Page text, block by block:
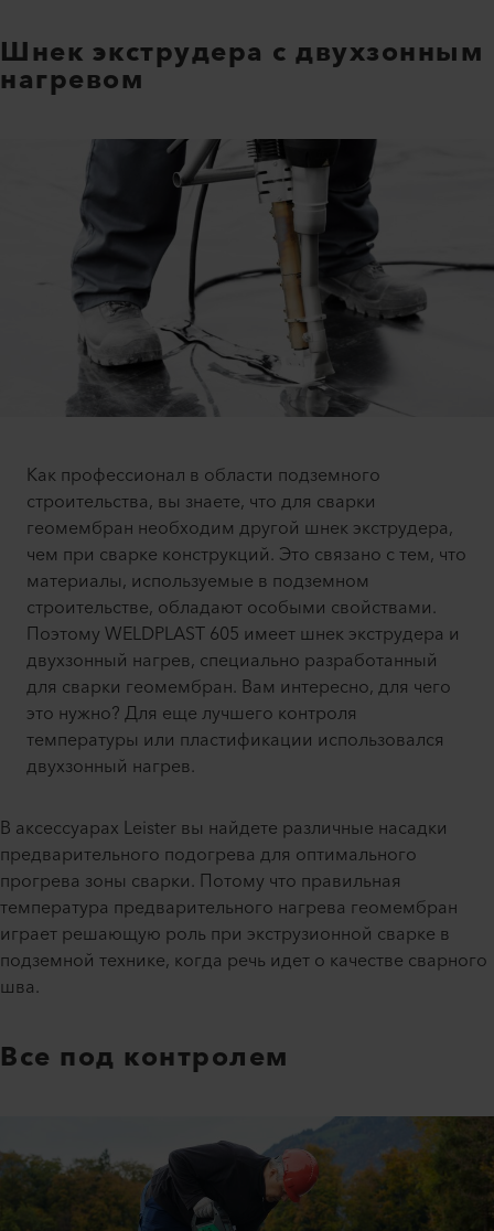
Шнек экструдера с двухзонным
нагревом
Как профессионал в области подземного
строительства, вы знаете, что для сварки
геомембран необходим другой шнек экструдера,
чем при сварке конструкций. Это связано с тем, что
материалы, используемые в подземном
строительстве, обладают особыми свойствами.
Поэтому WELDPLAST 605 имеет шнек экструдера и
двухзонный нагрев, специально разработанный
для сварки геомембран. Вам интересно, для чего
это нужно? Для еще лучшего контроля
температуры или пластификации использовался
двухзонный нагрев.
В аксессуарах Leister вы найдете различные насадки
предварительного подогрева для оптимального
прогрева зоны сварки. Потому что правильная
температура предварительного нагрева геомембран
играет решающую роль при экструзионной сварке в
подземной технике, когда речь идет о качестве сварного
шва.
Все под контролем